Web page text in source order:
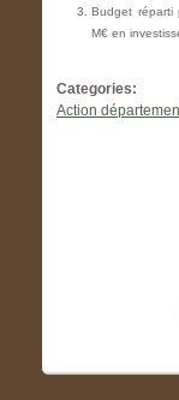
Budget
M€ en
Categories:
Action